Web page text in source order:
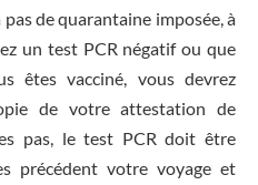
pas de quarantaine imposée, à
un test PCR négatif ou que
êtes vacciné, vous devrez
de votre attestation de
pas, le test PCR doit être
précédent votre voyage et